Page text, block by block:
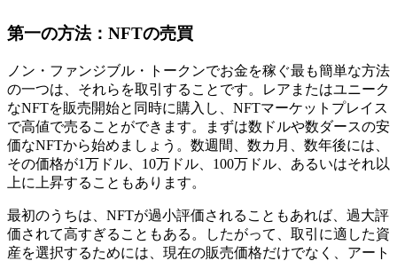
第一の方法：NFTの売買
ノン・ファンジブル・トークンでお金を稼ぐ最も簡単な方法
の一つは、それらを取引することです。レアまたはユニーク
なNFTを販売開始と同時に購入し、NFTマーケットプレイス
で高値で売ることができます。まずは数ドルや数ダースの安
価なNFTから始めましょう。数週間、数カ月、数年後には、
その価格が1万ドル、10万ドル、100万ドル、あるいはそれ以
上に上昇することもあります。
最初のうちは、NFTが過小評価されることもあれば、過大評
価されて高すぎることもある。したがって、取引に適した資
産を選択するためには、現在の販売価格だけでなく、アート